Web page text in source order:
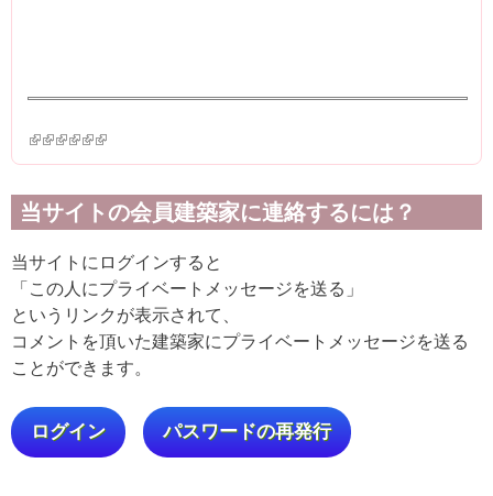
(link is external)
(link is external)
(link is external)
(link is external)
(link is external)
(link is external)
当サイトの会員建築家に連絡するには？
当サイトにログインすると
「この人にプライベートメッセージを送る」
というリンクが表示されて、
コメントを頂いた建築家にプライベートメッセージを送る
ことができます。
ログイン パスワードの再発行